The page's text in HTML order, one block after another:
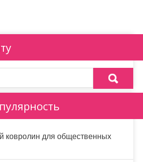
ковролин для общественных